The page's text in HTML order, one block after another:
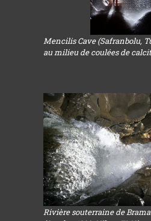
Mencilis Cave (Safranbolu,
au milieu de coulées de
Rivière souterraine de